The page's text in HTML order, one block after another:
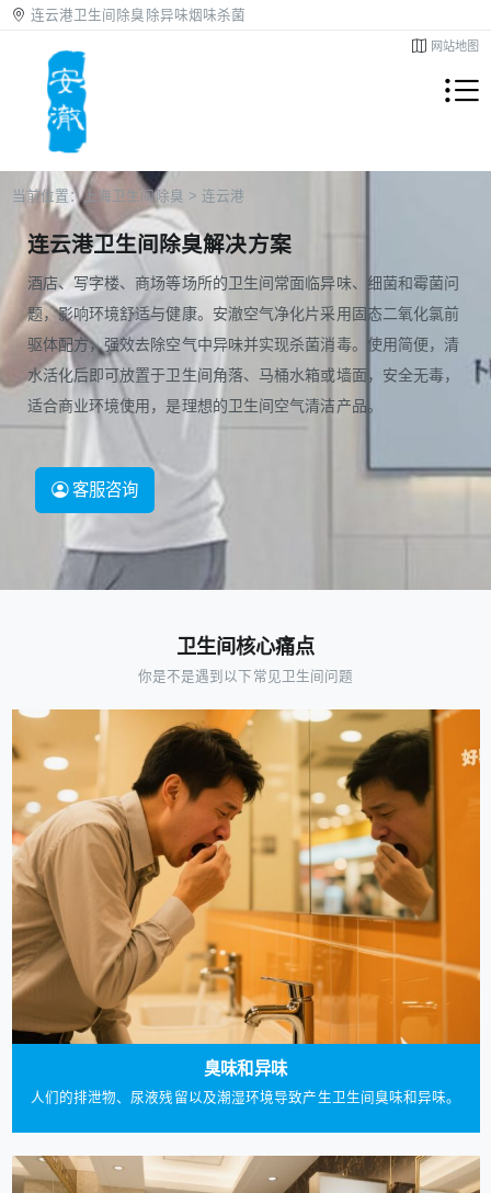
连云港卫生间除臭除异味烟味杀菌
网站地图
当前位置：上海卫生间除臭 > 连云港
连云港卫生间除臭解决方案
酒店、写字楼、商场等场所的卫生间常面临异味、细菌和霉菌问
题，影响环境舒适与健康。安澈空气净化片采用固态二氧化氯前
驱体配方，强效去除空气中异味并实现杀菌消毒。使用简便，清
水活化后即可放置于卫生间角落、马桶水箱或墙面，安全无毒，
适合商业环境使用，是理想的卫生间空气清洁产品。
客服咨询
卫生间核心痛点
你是不是遇到以下常见卫生间问题
臭味和异味
人们的排泄物、尿液残留以及潮湿环境导致产生卫生间臭味和异味。